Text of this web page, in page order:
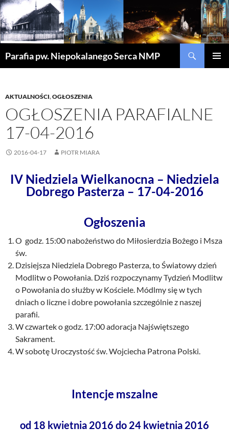
Parafia pw. Niepokalanego Serca NMP
AKTUALNOŚCI,OGŁOSZENIA
OGŁOSZENIA PARAFIALNE
17-04-2016
2016-04-17 PIOTR MIARA
IV Niedziela Wielkanocna – Niedziela
Dobrego Pasterza – 17-04-2016
Ogłoszenia
O godz. 15:00 nabożeństwo do Miłosierdzia Bożego i Msza
św.
Dzisiejsza Niedziela Dobrego Pasterza, to Światowy dzień
Modlitw o Powołania. Dziś rozpoczynamy Tydzień Modlitw
o Powołania do służby w Kościele. Módlmy się w tych
dniach o liczne i dobre powołania szczególnie z naszej
parafii.
W czwartek o godz. 17:00 adoracja Najświętszego
Sakrament.
W sobotę Uroczystość św. Wojciecha Patrona Polski.
Intencje mszalne
od 18 kwietnia 2016 do 24 kwietnia 2016